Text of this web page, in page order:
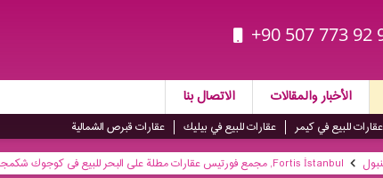
+90 507 773 92
الأخبار والمقالات الاتصال بنا
عقارات للبيع في كيمر عقارات للبيع في بيليك
عقارات قبرص الشمالية
Fortis İstanbul, مجمع فورتیس عقارات مطلة على البحر للبیع فی كوجوك شكمجه اسطنبول